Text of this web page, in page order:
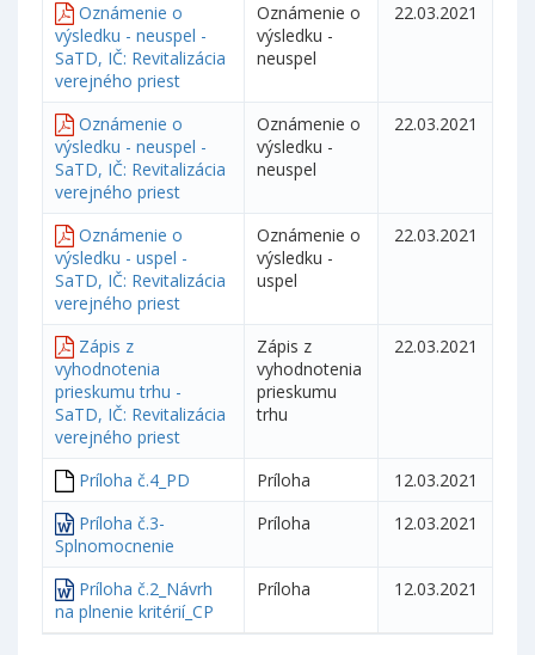
Oznámenie o
výsledku - neuspel -
SaTD, IČ: Revitalizácia
verejného priest
Oznámenie o
výsledku -
neuspel
22.03.2021
Oznámenie o
výsledku - neuspel -
SaTD, IČ: Revitalizácia
verejného priest
Oznámenie o
výsledku -
neuspel
22.03.2021
Oznámenie o
výsledku - uspel -
SaTD, IČ: Revitalizácia
verejného priest
Oznámenie o
výsledku -
uspel
22.03.2021
Zápis z
vyhodnotenia
prieskumu trhu -
SaTD, IČ: Revitalizácia
verejného priest
Zápis z
vyhodnotenia
prieskumu
trhu
22.03.2021
Príloha č.4_PD Príloha
12.03.2021
Príloha č.3-
Splnomocnenie
Príloha 12.03.2021
Príloha č.2_Návrh
na plnenie kritérií_CP
Príloha 12.03.2021